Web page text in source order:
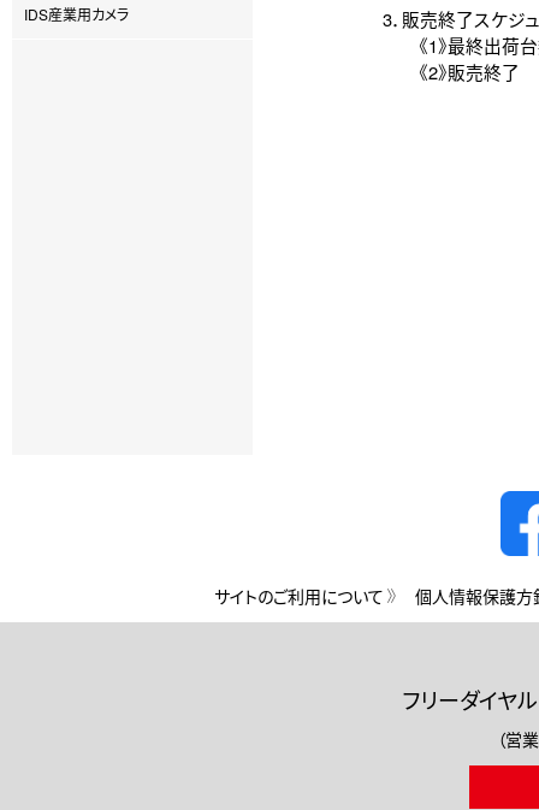
IDS産業用カメラ
3．販売終了スケジ
《1》最終出荷台
《2》販売終
サイトのご利用について 個人情報保護方
フリーダイヤル
（営